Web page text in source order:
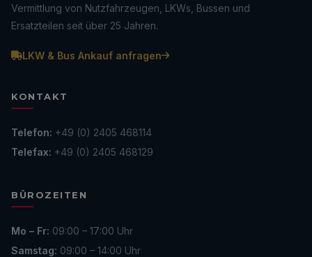
Vermittlung von Nutzfahrzeugen, LKWs, Bussen und
Ersatzteilen seit über 25 Jahren.
LKW & Bus Ankauf anfragen
KONTAKT
Telefon: +49 (0) 2405 468114
Telefax: +49 (0) 2405 468129
BÜROZEITEN
Mo – Fr: 09:00 – 17:00 Uhr
Samstag: 09:00 – 14:00 Uhr